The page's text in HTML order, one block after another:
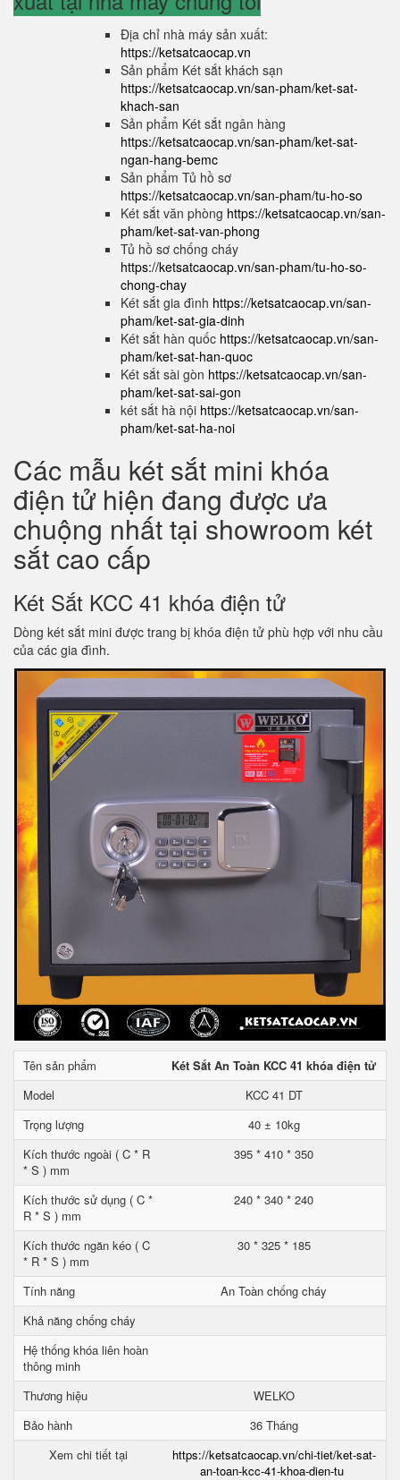
Địa chỉ nhà máy sản xuất:
https://ketsatcaocap.vn
Sản phẩm Két sắt khách sạn
https://ketsatcaocap.vn/san-pham/ket-sat-
khach-san
Sản phẩm Két sắt ngân hàng
https://ketsatcaocap.vn/san-pham/ket-sat-
ngan-hang-bemc
Sản phẩm Tủ hồ sơ
https://ketsatcaocap.vn/san-pham/tu-ho-so
Két sắt văn phòng https://ketsatcaocap.vn/san-
pham/ket-sat-van-phong
Tủ hồ sơ chống cháy
https://ketsatcaocap.vn/san-pham/tu-ho-so-
chong-chay
Két sắt gia đình https://ketsatcaocap.vn/san-
pham/ket-sat-gia-dinh
Két sắt hàn quốc https://ketsatcaocap.vn/san-
pham/ket-sat-han-quoc
Két sắt sài gòn https://ketsatcaocap.vn/san-
pham/ket-sat-sai-gon
két sắt hà nội https://ketsatcaocap.vn/san-
pham/ket-sat-ha-noi
Các mẫu két sắt mini khóa
điện tử hiện đang được ưa
chuộng nhất tại showroom két
sắt cao cấp
Két Sắt KCC 41 khóa điện tử
Dòng két sắt mini được trang bị khóa điện tử phù hợp với nhu cầu
của các gia đình.
Tên sản phẩm
Két Sắt An Toàn KCC 41 khóa điện tử
Model
KCC 41 DT
Trọng lượng
40 ± 10kg
Kích thước ngoài ( C * R
* S ) mm
395 * 410 * 350
Kích thước sử dụng ( C *
R * S ) mm
240 * 340 * 240
Kích thước ngăn kéo ( C
* R * S ) mm
30 * 325 * 185
Tính năng
An Toàn chống cháy
Khả năng chống cháy
Hệ thống khóa liên hoàn
thông minh
Thương hiệu
WELKO
Bảo hành
36 Tháng
Xem chi tiết tại
https://ketsatcaocap.vn/chi-tiet/ket-sat-
an-toan-kcc-41-khoa-dien-tu